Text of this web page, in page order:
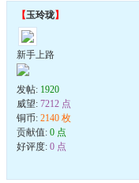
【玉玲珑】
新手上路
发帖: 1920
威望: 7212 点
铜币: 2140 枚
贡献值: 0 点
好评度: 0 点